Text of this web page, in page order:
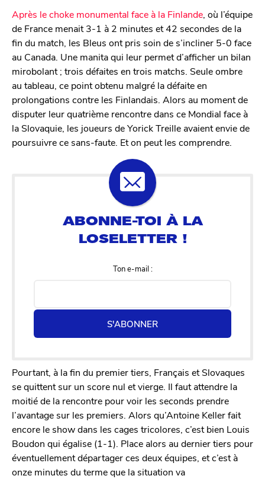
Après le choke monumental face à la Finlande , où l’équipe
de France menait 3-1 à 2 minutes et 42 secondes de la
fin du match, les Bleus ont pris soin de s’incliner 5-0 face
au Canada. Une manita qui leur permet d’afficher un bilan
mirobolant ; trois défaites en trois matchs. Seule ombre
au tableau, ce point obtenu malgré la défaite en
prolongations contre les Finlandais. Alors au moment de
disputer leur quatrième rencontre dans ce Mondial face à
la Slovaquie, les joueurs de Yorick Treille avaient envie de
poursuivre ce sans-faute. Et on peut les comprendre.
Ton e-mail :
S'ABONNER
Pourtant, à la fin du premier tiers, Français et Slovaques
se quittent sur un score nul et vierge. Il faut attendre la
moitié de la rencontre pour voir les seconds prendre
l’avantage sur les premiers. Alors qu’Antoine Keller fait
encore le show dans les cages tricolores, c’est bien Louis
Boudon qui égalise (1-1). Place alors au dernier tiers pour
éventuellement départager ces deux équipes, et c’est à
onze minutes du terme que la situation va